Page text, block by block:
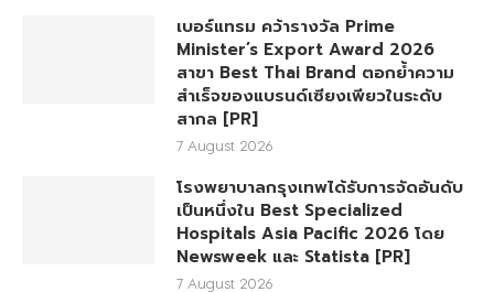
เบอร์แทรม คว้ารางวัล Prime
Minister’s Export Award 2026
สาขา Best Thai Brand ตอกย้ำความ
สำเร็จของแบรนด์เซียงเพียวในระดับ
สากล [PR]
7 August 2026
โรงพยาบาลกรุงเทพได้รับการจัดอันดับ
เป็นหนึ่งใน Best Specialized
Hospitals Asia Pacific 2026 โดย
Newsweek และ Statista [PR]
7 August 2026